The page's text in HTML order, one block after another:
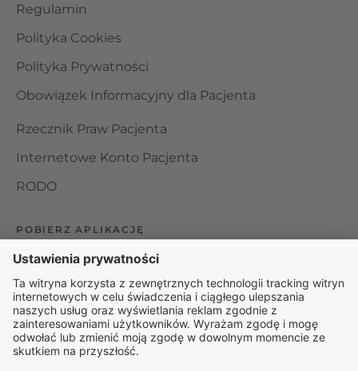
Regulamin
Polityka Cookies
Polityka Prywatności
Obowiązek Informacyjny dla Pacjenta
Rzecznik Praw Pacjenta
Internetowe Konto Pacjenta
RODO
POBIERZ APLIKACJĘ
Organizator udzielania świadczeń telemedycznych jest
podmiotem leczniczym w rozumieniu ustawy z dnia 15
kwietnia 2011 roku o działalności leczniczej, wpisanym do
rejestru podmiotów wykonujących działalność leczniczą pod